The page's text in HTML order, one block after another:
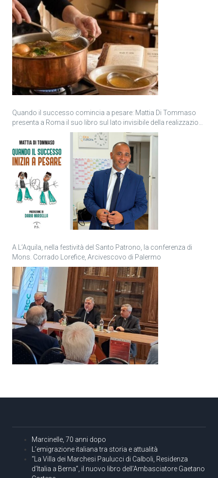
Quando il successo comincia a pesare: Mattia Di Tommaso
presenta a Roma il suo libro sul lato invisibile della realizzazione
A L’Aquila, nella festività del Santo Patrono, la conferenza di
Mons. Corrado Lorefice, Arcivescovo di Palermo
Marcinelle, 70 anni dopo
L’emigrazione italiana tra storia e attualità
“La Villa dei Marchesi Paulucci di Calboli, Residenza
d’Italia a Berna”, il nuovo libro dell’Ambasciatore Gaetano